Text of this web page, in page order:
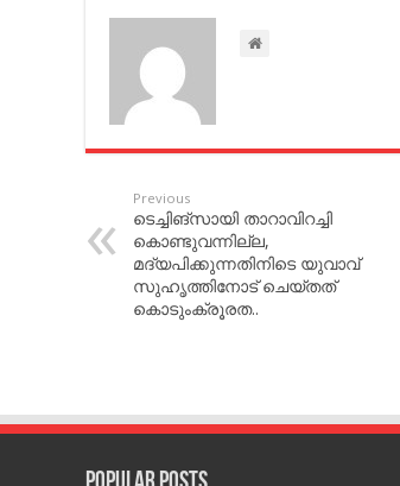
Previous
ടെച്ചിങ്‌സായി താറാവിറച്ചി
കൊണ്ടുവന്നില്ല,
മദ്യപിക്കുന്നതിനിടെ യുവാവ്
സുഹൃത്തിനോട്‌ ചെയ്തത്
കൊടുംക്രൂരത..